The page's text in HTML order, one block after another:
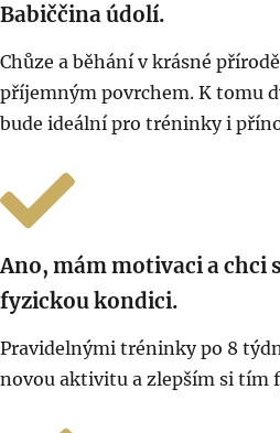
Babiččina údolí.
Chůze a běhání v krásné
příjemným povrchem. K tomu
bude ideální pro tréninky i
Ano, mám motivaci a chci
fyzickou kondici.
Pravidelnými tréninky po 8
novou aktivitu a zlepším si tím